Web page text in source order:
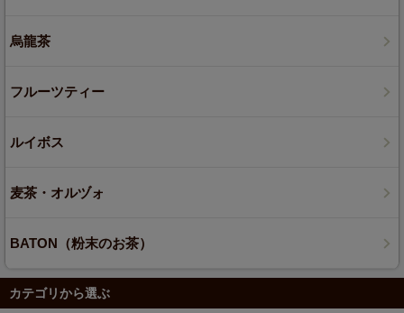
烏龍茶
フルーツティー
ルイボス
麦茶・オルヅォ
BATON（粉末のお茶）
カテゴリから選ぶ